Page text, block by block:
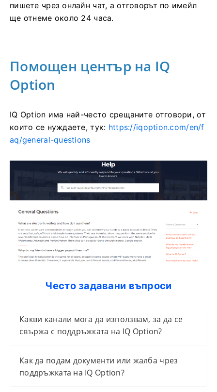
пишете чрез онлайн чат, а отговорът по имейл
ще отнеме около 24 часа.
Помощен център на IQ
Option
IQ Option има най-често срещаните отговори, от
които се нуждаете, тук: https://iqoption.com/en/f
aq/general-questions
Често задавани въпроси
Какви канали мога да използвам, за да се
свържа с поддръжката на IQ Option?
Как да подам документи или жалба чрез
поддръжката на IQ Option?